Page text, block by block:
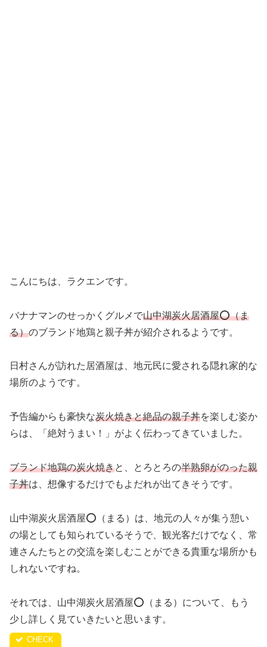
こんにちは、ラクエンです。
バナナマンのせっかくグルメで山中湖炭火居酒屋⭕️（ま
る）のブランド地鶏と親子丼が紹介されるようです。
日村さんが訪れた居酒屋は、地元民に愛される隠れ家的な
場所のようです。
予告編からも豪快な炭火焼きと絶品の親子丼を楽しむ姿か
らは、「絶対うまい！」がよく伝わってきていました。
ブランド地鶏の炭火焼きと、とろとろの半熟卵がのった親
子丼は、想像するだけでもよだれが出てきそうです。
山中湖炭火居酒屋⭕️（まる）は、地元の人々が集う憩い
の場としても知られているそうで、観光客だけでなく、常
連さんたちとの交流を楽しむことができる貴重な場所かも
しれないですね。
それでは、山中湖炭火居酒屋⭕️（まる）について、もう
少し詳しく見ていきたいと思います。